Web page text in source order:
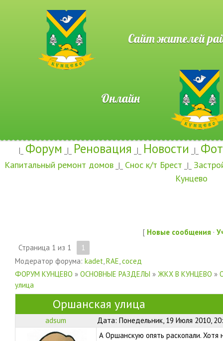
Сайт жителей
Онлайн
|_ Форум _|_ Реновация _|_ Новости _|_
Капитальный ремонт домов _|_ Снос к/т Брест _|_
Кунцево
[ Новые сообщения ·
Страница 1 из 1
1
Модератор форума: kadet,RAE,сосед
ФОРУМ КУНЦЕВО » ОСНОВНЫЕ РАЗДЕЛЫ » ЖКХ В КУНЦЕВО »
улица
Оршанская улица
adsum Дата: Понедельник, 19 Июля 2010,
А Оршанскую опять раскопали.